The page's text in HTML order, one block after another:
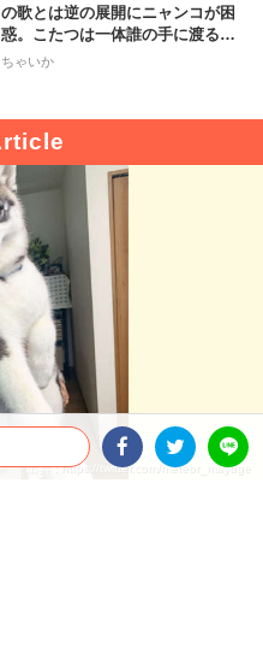
の歌とは逆の展開にニャンコが困
惑。こたつは一体誰の手に渡るの
か♪
ちゃいか
出典 : https://twitter.com/meteor_mayuge